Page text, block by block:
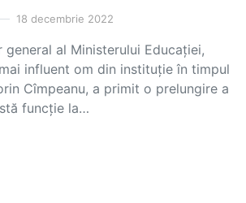
18 decembrie 2022
general al Ministerului Educației,
influent om din instituție în timpul
Cîmpeanu, a primit o prelungire a
funcție la…